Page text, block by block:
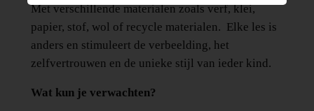
Met verschillende materialen zoals verf, klei,
papier, stof, wol of recycle materialen. Elke les is
anders en stimuleert de verbeelding, het
zelfvertrouwen en de unieke stijl van ieder kind.
Wat kun je verwachten?